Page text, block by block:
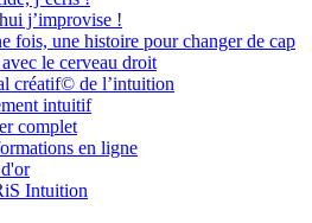
j’improvise !
fois, une histoire pour changer de cap
le cerveau droit
créatif© de l’intuition
intuitif
complet
en ligne
Intuition